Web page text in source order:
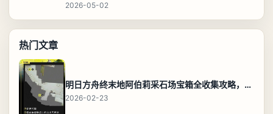
2026-05-02
热门文章
明日方舟终末地阿伯莉采石场宝箱全收集攻略，全点位分布图与路线
2026-02-23